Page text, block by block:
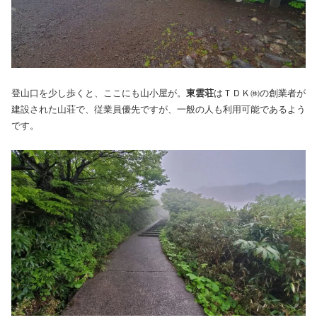
登山口を少し歩くと、ここにも山小屋が。 東雲荘はＴＤＫ㈱の創業者が
建設された山荘で、従業員優先ですが、一般の人も利用可能であるよう
です。